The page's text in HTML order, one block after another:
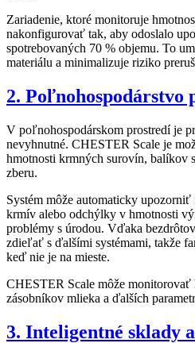
Zariadenie, ktoré monitoruje
nakonfigurovať tak, aby odoslalo
spotrebovaných 70 % objemu. To
materiálu a minimalizuje riziko
2. Poľnohospodárstvo
V poľnohospodárskom prostredí je
nevyhnutné. CHESTER Scale je
hmotnosti krmných surovín, balíkov
zberu.
Systém môže automaticky upozorniť
krmív alebo odchýlky v hmotnosti
problémy s úrodou. Vďaka
zdieľať s ďalšími systémami, takže
keď nie je na mieste.
CHESTER Scale môže
zásobníkov mlieka a ďalších
3. Inteligentné sklady